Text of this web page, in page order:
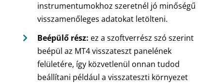
instrumentumokhoz szeretnél jó minőségű
visszamenőleges adatokat letölteni.
Beépülő rész: ez a szoftverrész szó szerint
beépül az MT4 visszateszt panelének
felületére, így közvetlenül onnan tudod
beállítani például a visszateszti környezet